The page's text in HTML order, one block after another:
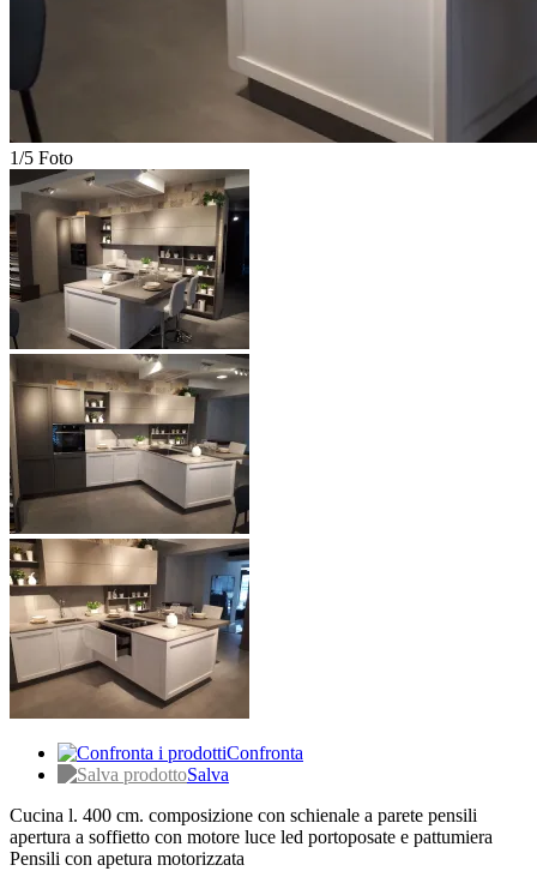
1/5 Foto
Confronta
Salva
Cucina l. 400 cm. composizione con schienale a parete pensili
apertura a soffietto con motore luce led portoposate e pattumiera
Pensili con apetura motorizzata